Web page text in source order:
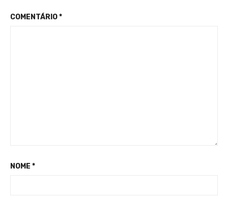
COMENTÁRIO*
NOME *